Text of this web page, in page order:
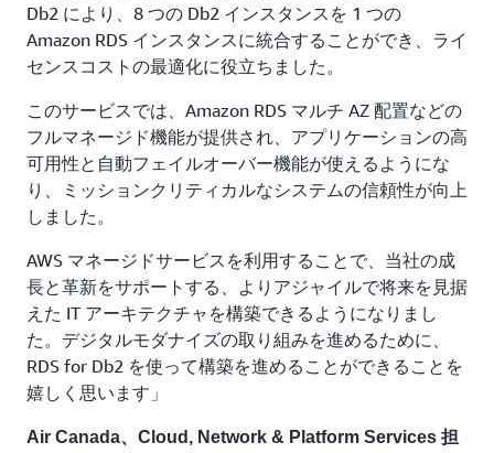
Db2 により、8 つの Db2 インスタンスを 1 つの
Amazon RDS インスタンスに統合することができ、ライ
センスコストの最適化に役立ちました。
このサービスでは、Amazon RDS マルチ AZ 配置などの
フルマネージド機能が提供され、アプリケーションの高
可用性と自動フェイルオーバー機能が使えるようにな
り、ミッションクリティカルなシステムの信頼性が向上
しました。
AWS マネージドサービスを利用することで、当社の成
長と革新をサポートする、よりアジャイルで将来を見据
えた IT アーキテクチャを構築できるようになりまし
た。デジタルモダナイズの取り組みを進めるために、
RDS for Db2 を使って構築を進めることができることを
嬉しく思います」
Air Canada、Cloud, Network & Platform Services 担